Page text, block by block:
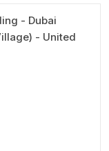
- Dubai
- United